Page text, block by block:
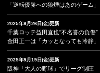
「逆転優勝への狼煙はあのゲーム」
2025年9月26日(金)更新
千葉ロッテ益田直也“不名誉の負傷”
金田正一は「カッとなっても冷静」
2025年9月19日(金)更新
阪神「大人の野球」でリーグ制圧